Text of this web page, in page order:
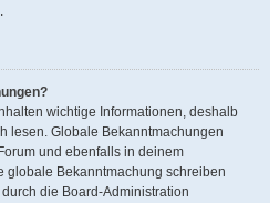
wichtige Informationen, deshalb
lesen. Globale Bekanntmachungen
und ebenfalls in deinem
globale Bekanntmachung schreiben
die Board-Administration